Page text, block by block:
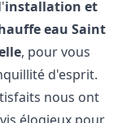
installation et
eau Saint
, pour vous
d'esprit.
nous ont